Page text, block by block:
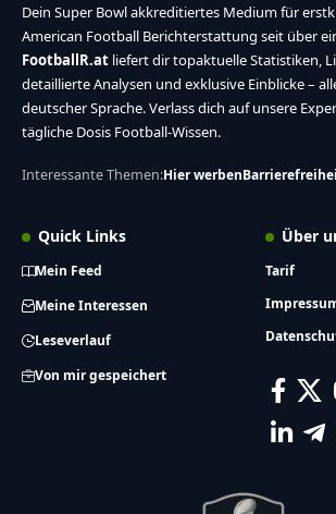
Dein Super Bowl akkreditiertes Medium für
American Football Berichterstattung seit über
FootballR.at liefert dir topaktuelle Statistiken,
detaillierte Analysen und exklusive Einblicke –
deutscher Sprache. Verlass dich auf unsere
tägliche Dosis Football-Wissen.
Interessante Themen:Hier werben
Quick Links
Mein Feed
Meine Interessen
Leseverlauf
Von mir gespeichert
Über
Tarif